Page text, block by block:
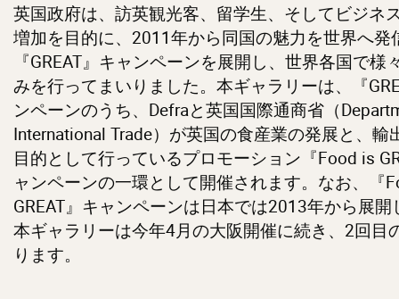
英国政府は、訪英観光客、留学生、そしてビジネ
増加を目的に、2011年から同国の魅力を世界へ発
『GREAT』キャンペーンを展開し、世界各国で様
みを行ってまいりました。本ギャラリーは、『
ンペーンのうち、Defraと英国国際通商省（
International Trade）が英国の食産業の発展と、輸
目的として行っているプロモーション『Food is
ャンペーンの一環として開催されます。なお、『
GREAT』キャンペーンは日本では2013年から展開
本ギャラリーは今年4月の大阪開催に続き、2回目
ります。